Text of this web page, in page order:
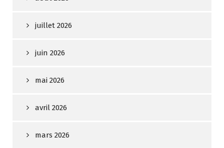
juillet 2026
juin 2026
mai 2026
avril 2026
mars 2026